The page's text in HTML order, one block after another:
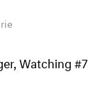
Watching #7